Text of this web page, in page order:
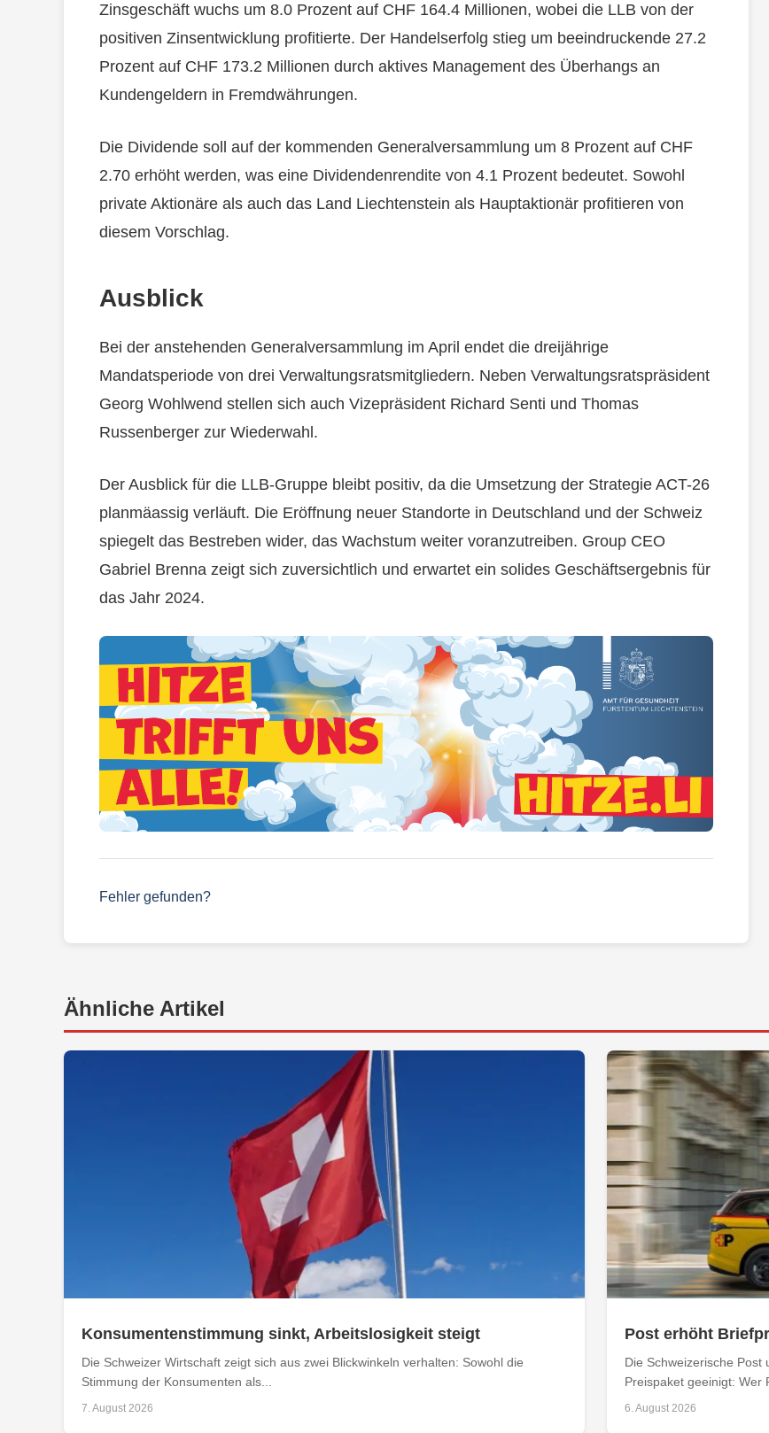
Zinsgeschäft wuchs um 8.0 Prozent auf CHF 164.4 Millionen, wobei die LLB von der
positiven Zinsentwicklung profitierte. Der Handelserfolg stieg um beeindruckende 27.2
Prozent auf CHF 173.2 Millionen durch aktives Management des Überhangs an
Kundengeldern in Fremdwährungen.
Die Dividende soll auf der kommenden Generalversammlung um 8 Prozent auf CHF
2.70 erhöht werden, was eine Dividendenrendite von 4.1 Prozent bedeutet. Sowohl
private Aktionäre als auch das Land Liechtenstein als Hauptaktionär profitieren von
diesem Vorschlag.
Ausblick
Bei der anstehenden Generalversammlung im April endet die dreijährige
Mandatsperiode von drei Verwaltungsratsmitgliedern. Neben Verwaltungsratspräsident
Georg Wohlwend stellen sich auch Vizepräsident Richard Senti und Thomas
Russenberger zur Wiederwahl.
Der Ausblick für die LLB-Gruppe bleibt positiv, da die Umsetzung der Strategie ACT-26
planmäassig verläuft. Die Eröffnung neuer Standorte in Deutschland und der Schweiz
spiegelt das Bestreben wider, das Wachstum weiter voranzutreiben. Group CEO
Gabriel Brenna zeigt sich zuversichtlich und erwartet ein solides Geschäftsergebnis für
das Jahr 2024.
Fehler gefunden?
Ähnliche Artikel
Konsumentenstimmung sinkt, Arbeitslosigkeit steigt
Die Schweizer Wirtschaft zeigt sich aus zwei Blickwinkeln verhalten: Sowohl die
Stimmung der Konsumenten als...
7. August 2026
Post erhöht
Die Schweizerische
Preispaket geeinigt: Wer
6. August 2026